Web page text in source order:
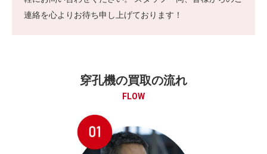
連絡を心よりお待ち申し上げております！
穿孔機の買取の流れ
FLOW